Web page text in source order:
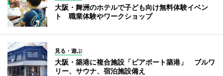
大阪・舞洲のホテルで子ども向け無料体験イベン
ト 職業体験やワークショップ
見る・遊ぶ
大阪・築港に複合施設「ビアポート築港」 ブルワ
リー、サウナ、宿泊施設備え